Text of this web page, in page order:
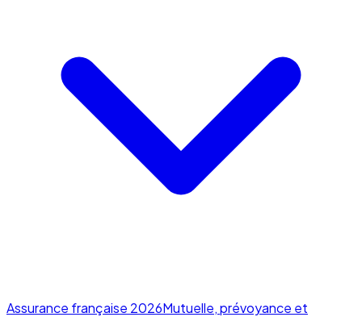
Assurance française 2026Mutuelle, prévoyance et